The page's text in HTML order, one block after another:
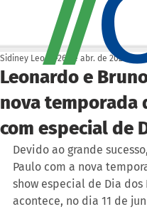
Leonardo e
nova temporada
com especial de
Sidiney Leonis 26 de abr. de 2023
Devido ao grande
Paulo com a nova
show especial de Dia
acontece, no dia 11 de